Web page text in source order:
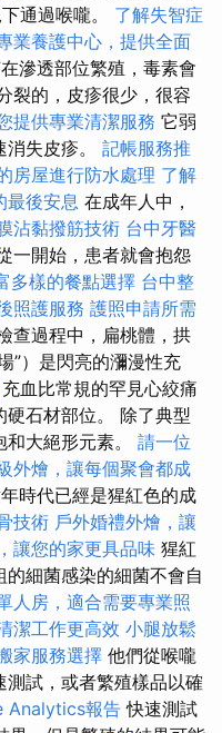
通過喉嚨。 了解失智症
業養護中心，提供全面
滲透部位繁殖，毒素會
裂的，皮疹很少，很容
提供專業清潔服務 它弱
失皮疹。 記帳服務推
房屋進行防水處理 了解
最後安息 在成年人中，
沾黏撥筋技術 台中牙醫
一開始，患者就會抱怨
多樣的餐點選擇 台中整
照護服務 護照申請所需
查過程中，扁桃體，拱
”）是閃亮的瀰漫性充
充血比常規的罕見心絞痛
石材部位。 除了典型
大絕形元素。 請一位
外燴，讓每個聚會都成
時代已經是猩紅色的成
技術 戶外婚禮外燴，讓
讓您的家更具品味 猩紅
細菌感染的細菌不會自
人房，適合需要專業照
潔工作更高效 小腿放鬆
家服務選擇 他們從喉嚨
試，或者繁殖樣品以確
Analytics報告 快速測試